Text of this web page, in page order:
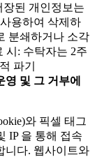
된 개인정보는
용하여 삭제하
분쇄하거나 소각
시: 수탁자는 2주
파기
및 그 거부에
와 픽셀 태그
IP 을 통해 접속
니다. 웹사이트와